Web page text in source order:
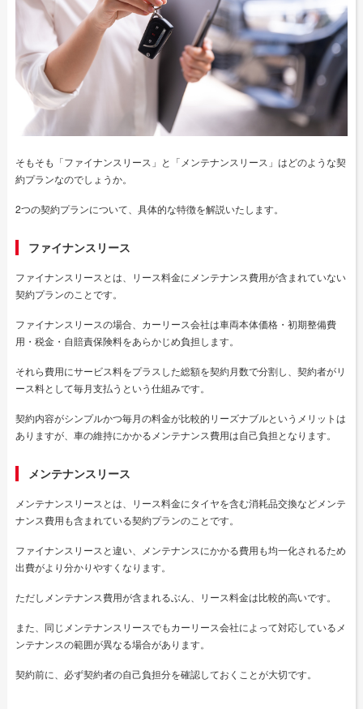
そもそも「ファイナンスリース」と「メンテナンスリース」はどのような契
約プランなのでしょうか。
2つの契約プランについて、具体的な特徴を解説いたします。
ファイナンスリース
ファイナンスリースとは、リース料金にメンテナンス費用が含まれていない
契約プランのことです。
ファイナンスリースの場合、カーリース会社は車両本体価格・初期整備費
用・税金・自賠責保険料をあらかじめ負担します。
それら費用にサービス料をプラスした総額を契約月数で分割し、契約者がリ
ース料として毎月支払うという仕組みです。
契約内容がシンプルかつ毎月の料金が比較的リーズナブルというメリットは
ありますが、車の維持にかかるメンテナンス費用は自己負担となります。
メンテナンスリース
メンテナンスリースとは、リース料金にタイヤを含む消耗品交換などメンテ
ナンス費用も含まれている契約プランのことです。
ファイナンスリースと違い、メンテナンスにかかる費用も均一化されるため
出費がより分かりやすくなります。
ただしメンテナンス費用が含まれるぶん、リース料金は比較的高いです。
また、同じメンテナンスリースでもカーリース会社によって対応しているメ
ンテナンスの範囲が異なる場合があります。
契約前に、必ず契約者の自己負担分を確認しておくことが大切です。